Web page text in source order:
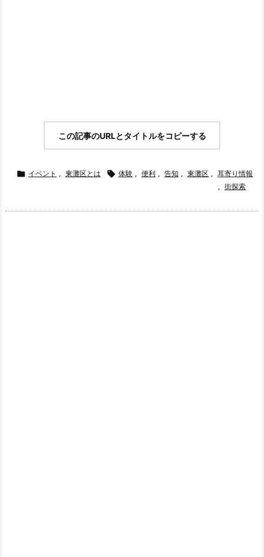
この記事のURLとタイトルをコピーする
 イベント , 東灘区とは  体験 , 便利 , 告知 , 東灘区 , 耳寄り情報
, 街探索